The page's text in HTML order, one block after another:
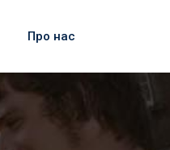
Про нас